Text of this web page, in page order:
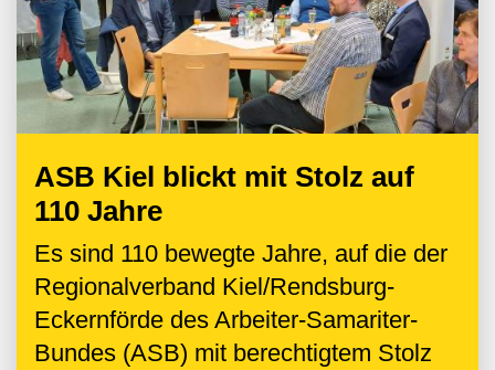
ASB Kiel blickt mit Stolz auf
110 Jahre
Es sind 110 bewegte Jahre, auf die der
Regionalverband Kiel/Rendsburg-
Eckernförde des Arbeiter-Samariter-
Bundes (ASB) mit berechtigtem Stolz